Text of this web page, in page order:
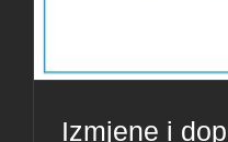
Izmjene i